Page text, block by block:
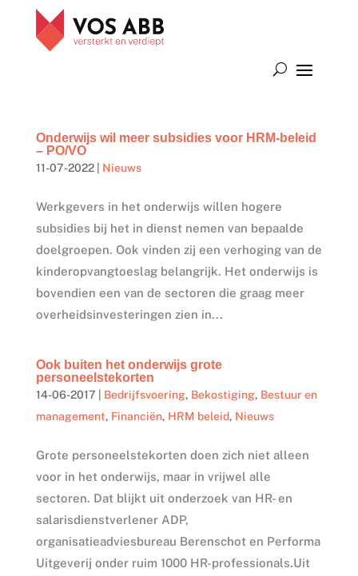
Onderwijs wil meer subsidies voor HRM-beleid
– PO/VO
11-07-2022| Nieuws
Werkgevers in het onderwijs willen hogere
subsidies bij het in dienst nemen van bepaalde
doelgroepen. Ook vinden zij een verhoging van de
kinderopvangtoeslag belangrijk. Het onderwijs is
bovendien een van de sectoren die graag meer
overheidsinvesteringen zien in...
Ook buiten het onderwijs grote
personeelstekorten
14-06-2017 Bedrijfsvoering, Bekostiging, Bestuur en
management, Financiën, HRM beleid, Nieuws
Grote personeelstekorten doen zich niet alleen
voor in het onderwijs, maar in vrijwel alle
sectoren. Dat blijkt uit onderzoek van HR- en
salarisdienstverlener ADP,
organisatieadviesbureau Berenschot en Performa
Uitgeverij onder ruim 1000 HR-professionals.Uit